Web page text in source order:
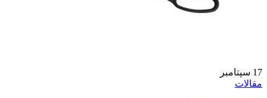
17 سپتامبر
مقالات